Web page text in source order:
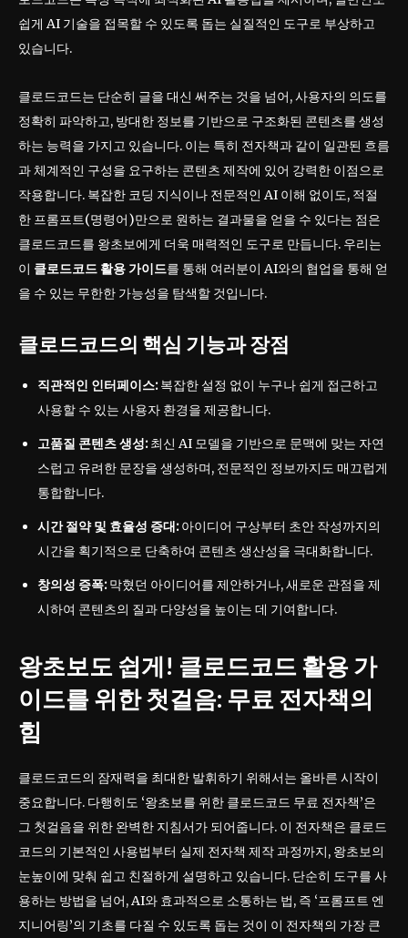
쉽게 AI 기술을 접목할 수 있도록 돕는 실질적인 도구로 부상하고
있습니다.
클로드코드는 단순히 글을 대신 써주는 것을 넘어, 사용자의 의도를
정확히 파악하고, 방대한 정보를 기반으로 구조화된 콘텐츠를 생성
하는 능력을 가지고 있습니다. 이는 특히 전자책과 같이 일관된 흐름
과 체계적인 구성을 요구하는 콘텐츠 제작에 있어 강력한 이점으로
작용합니다. 복잡한 코딩 지식이나 전문적인 AI 이해 없이도, 적절
한 프롬프트(명령어)만으로 원하는 결과물을 얻을 수 있다는 점은
클로드코드를 왕초보에게 더욱 매력적인 도구로 만듭니다. 우리는
이 클로드코드 활용 가이드를 통해 여러분이 AI와의 협업을 통해 얻
을 수 있는 무한한 가능성을 탐색할 것입니다.
클로드코드의 핵심 기능과 장점
직관적인 인터페이스:복잡한 설정 없이 누구나 쉽게 접근하고
사용할 수 있는 사용자 환경을 제공합니다.
고품질 콘텐츠 생성:최신 AI 모델을 기반으로 문맥에 맞는 자연
스럽고 유려한 문장을 생성하며, 전문적인 정보까지도 매끄럽게
통합합니다.
시간 절약 및 효율성 증대:아이디어 구상부터 초안 작성까지의
시간을 획기적으로 단축하여 콘텐츠 생산성을 극대화합니다.
창의성 증폭:막혔던 아이디어를 제안하거나, 새로운 관점을 제
시하여 콘텐츠의 질과 다양성을 높이는 데 기여합니다.
왕초보도 쉽게! 클로드코드 활용 가
이드를 위한 첫걸음: 무료 전자책의
힘
클로드코드의 잠재력을 최대한 발휘하기 위해서는 올바른 시작이
중요합니다. 다행히도 ‘왕초보를 위한 클로드코드 무료 전자책’은
그 첫걸음을 위한 완벽한 지침서가 되어줍니다. 이 전자책은 클로드
코드의 기본적인 사용법부터 실제 전자책 제작 과정까지, 왕초보의
눈높이에 맞춰 쉽고 친절하게 설명하고 있습니다. 단순히 도구를 사
용하는 방법을 넘어, AI와 효과적으로 소통하는 법, 즉 ‘프롬프트 엔
지니어링’의 기초를 다질 수 있도록 돕는 것이 이 전자책의 가장 큰